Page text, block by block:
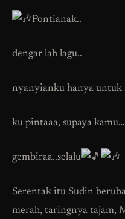
Pontianak..
dengar lah lagu..
nyanyianku hanya untuk
ku pintaaa, supaya kamu…
gembiraa..selalu
Serentak itu Sudin
merah, taringnya tajam,